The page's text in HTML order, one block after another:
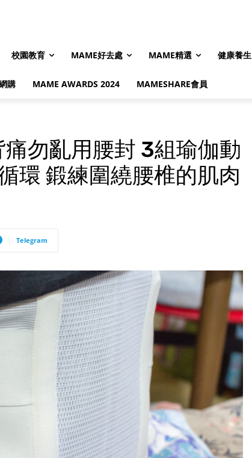
校園教育 MAME好去處 MAME精選 健康養生
購 MAME AWARDS 2024 MAMESHARE會員
勿亂用腰封 3組瑜伽動
環 鍛練圍繞腰椎的肌肉
Telegram